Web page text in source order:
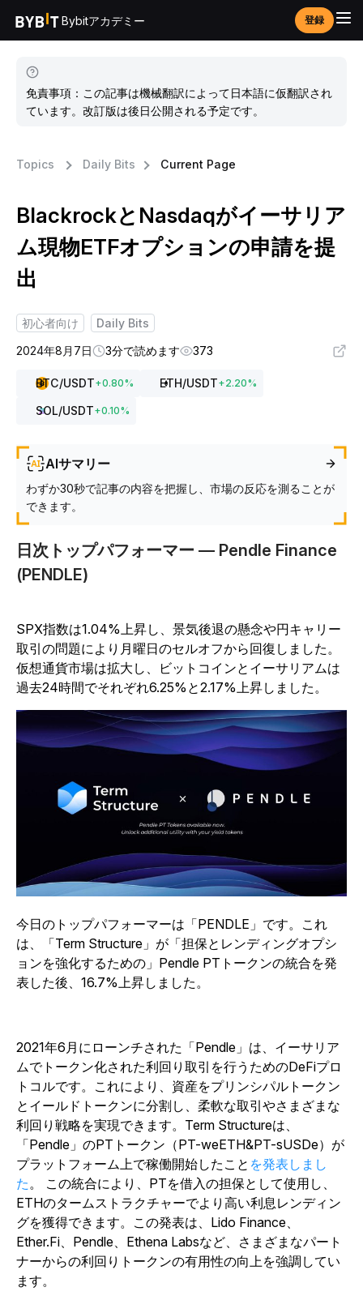
Bybitアカデミー 登録
免責事項：この記事は機械翻訳によって日本語に仮翻訳され
ています。改訂版は後日公開される予定です。
Topics Daily Bits Current Page
BlackrockとNasdaqがイーサリア
ム現物ETFオプションの申請を提
出
初心者向け
Daily Bits
2024年8月7日
3分で読めます 373
BTC/USDT+0.80% ETH/USDT+2.20%
SOL/USDT+0.10%
AIサマリー
わずか30秒で記事の内容を把握し、市場の反応を測ることが
できます。
日次トップパフォーマー — Pendle Finance
(PENDLE)
SPX指数は1.04%上昇し、景気後退の懸念や円キャリー
取引の問題により月曜日のセルオフから回復しました。
仮想通貨市場は拡大し、ビットコインとイーサリアムは
過去24時間でそれぞれ6.25%と2.17%上昇しました。
今日のトップパフォーマーは「PENDLE」です。これ
は、「Term Structure」が「担保とレンディングオプシ
ョンを強化するための」Pendle PTトークンの統合を発
表した後、16.7%上昇しました。
2021年6月にローンチされた「Pendle」は、イーサリア
ムでトークン化された利回り取引を行うためのDeFiプロ
トコルです。これにより、資産をプリンシパルトークン
とイールドトークンに分割し、柔軟な取引やさまざまな
利回り戦略を実現できます。Term Structureは、
「Pendle」のPTトークン（PT-weETH&PT-sUSDe）が
プラットフォーム上で稼働開始したこと を発表しまし
た 。
この統合により、PTを借入の担保として使用し、
ETHのタームストラクチャーでより高い利息レンディン
グを獲得できます。この発表は、Lido Finance、
Ether.Fi、Pendle、Ethena Labsなど、さまざまなパート
ナーからの利回りトークンの有用性の向上を強調してい
ます。